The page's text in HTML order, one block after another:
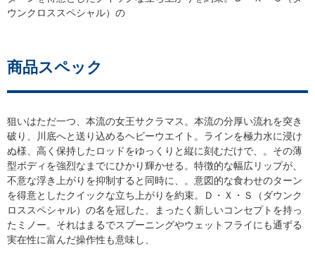
ウンクロススペシャル）の
商品スペック
狙いはただ一つ、本流の女王サクラマス。本流の分厚い流れを突き
破り、川底へと送り込めるヘビーウエイト。ラインを極力水に浸け
ぬ様、高く保持したロッドをゆっくりと縦に刻むだけで、。その薄
型ボディを強烈なまでにひかり輝かせる。特徴的な幅広リップが、
不意な浮き上がりを抑制すると同時に、。意図的な食わせのターン
を得意としたクイックな立ち上がりを約束。Ｄ・Ｘ・Ｓ（ダウンク
ロススペシャル）の名を冠した、まったく新しいコンセプトを持っ
たミノー。それはまるでスプーニングやウェットフライにも通ずる
実在性に富んだ操作性も意味し、